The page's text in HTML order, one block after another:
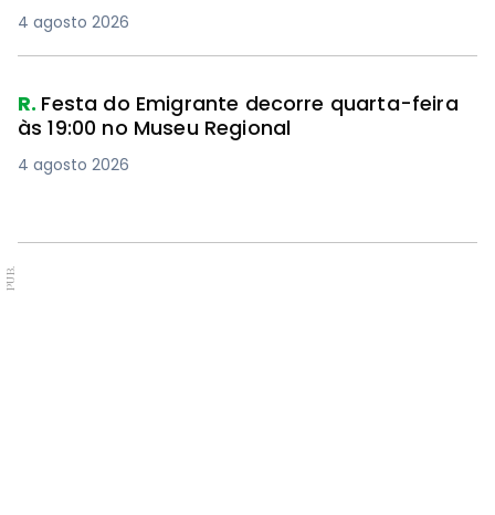
4 agosto 2026
R. Festa do Emigrante decorre quarta-feira
às 19:00 no Museu Regional
4 agosto 2026
PUB.